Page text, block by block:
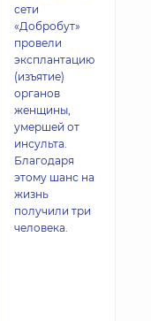
сети
«Добробут»
провели
эксплантацию
(изъятие)
органов
женщины,
умершей от
инсульта.
Благодаря
этому шанс на
жизнь
получили три
человека.